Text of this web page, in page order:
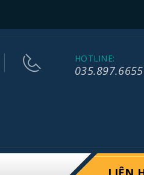
HOTLINE:
035.897.6655